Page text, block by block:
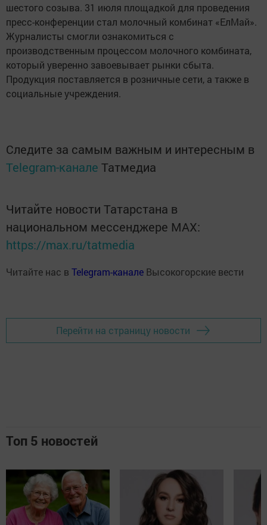
шестого созыва. 31 июля площадкой для проведения
пресс-конференции стал молочный комбинат «ЕлМай».
Журналисты смогли ознакомиться с
производственным процессом молочного комбината,
который уверенно завоевывает рынки сбыта.
Продукция поставляется в розничные сети, а также в
социальные учреждения.
Следите за самым важным и интересным в
Telegram-канале Татмедиа
Читайте новости Татарстана в
национальном мессенджере MАХ:
https://max.ru/tatmedia
Читайте нас в Telegram-канале Высокогорские вести
Перейти на страницу новости
Топ 5 новостей